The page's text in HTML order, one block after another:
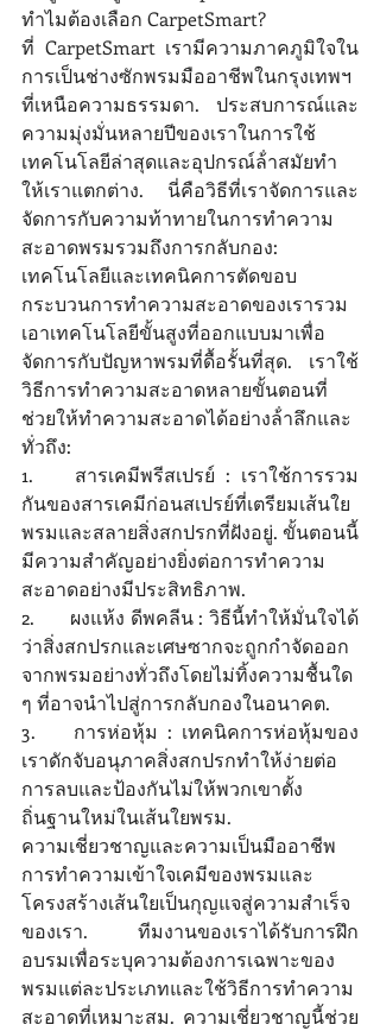
ทําไมต้องเลือก CarpetSmart?
ที่ CarpetSmart เรามีความภาคภูมิใจใน
การเป็นช่างซักพรมมืออาชีพในกรุงเทพฯ
ที่เหนือความธรรมดา. ประสบการณ์และ
ความมุ่งมั่นหลายปีของเราในการใช้
เทคโนโลยีล่าสุดและอุปกรณ์ล้ําสมัยทํา
ให้เราแตกต่าง. นี่คือวิธีที่เราจัดการและ
จัดการกับความท้าทายในการทําความ
สะอาดพรมรวมถึงการกลับกอง:
เทคโนโลยีและเทคนิคการตัดขอบ
กระบวนการทําความสะอาดของเรารวม
เอาเทคโนโลยีขั้นสูงที่ออกแบบมาเพื่อ
จัดการกับปัญหาพรมที่ดื้อรั้นที่สุด. เราใช้
วิธีการทําความสะอาดหลายขั้นตอนที่
ช่วยให้ทําความสะอาดได้อย่างล้ําลึกและ
ทั่วถึง:
1.	สารเคมีพรีสเปรย์ : เราใช้การรวม
กันของสารเคมีก่อนสเปรย์ที่เตรียมเส้นใย
พรมและสลายสิ่งสกปรกที่ฝังอยู่. ขั้นตอนนี้
มีความสําคัญอย่างยิ่งต่อการทําความ
สะอาดอย่างมีประสิทธิภาพ.
2.	ผงแห้ง ดีพคลีน : วิธีนี้ทําให้มั่นใจได้
ว่าสิ่งสกปรกและเศษซากจะถูกกําจัดออก
จากพรมอย่างทั่วถึงโดยไม่ทิ้งความชื้นใด
ๆ ที่อาจนําไปสู่การกลับกองในอนาคต.
3.	การห่อหุ้ม : เทคนิคการห่อหุ้มของ
เราดักจับอนุภาคสิ่งสกปรกทําให้ง่ายต่อ
การลบและป้องกันไม่ให้พวกเขาตั้ง
ถิ่นฐานใหม่ในเส้นใยพรม.
ความเชี่ยวชาญและความเป็นมืออาชีพ
การทําความเข้าใจเคมีของพรมและ
โครงสร้างเส้นใยเป็นกุญแจสู่ความสําเร็จ
ของเรา. ทีมงานของเราได้รับการฝึก
อบรมเพื่อระบุความต้องการเฉพาะของ
พรมแต่ละประเภทและใช้วิธีการทําความ
สะอาดที่เหมาะสม. ความเชี่ยวชาญนี้ช่วย